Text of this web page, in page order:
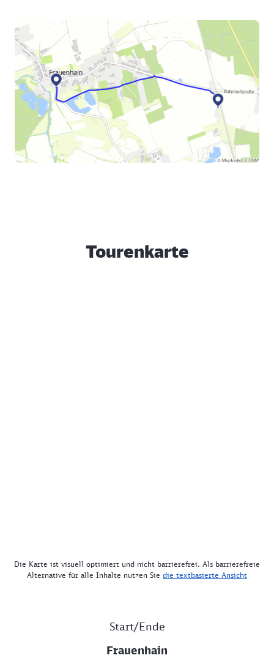
Tourenkarte
Die Karte ist visuell optimiert und nicht barrierefrei. Als barrierefreie
Alternative für alle Inhalte nutzen Sie die textbasierte Ansicht
Start/Ende
Frauenhain